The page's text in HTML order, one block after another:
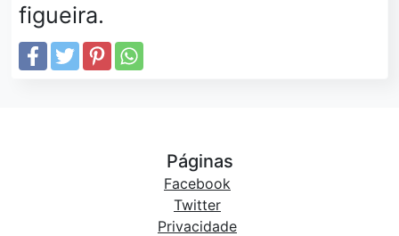
figueira.
Páginas
Facebook
Twitter
Privacidade